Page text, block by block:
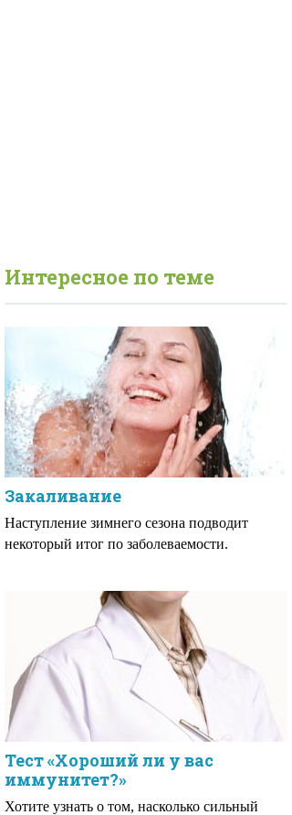
Интересное по теме
Закаливание
Наступление зимнего сезона подводит
некоторый итог по заболеваемости.
Тест «Хороший ли у вас
иммунитет?»
Хотите узнать о том, насколько сильный